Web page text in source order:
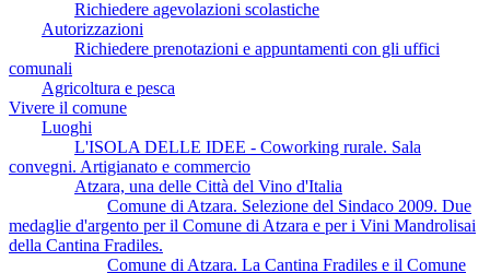
Richiedere agevolazioni scolastiche
Autorizzazioni
Richiedere prenotazioni e appuntamenti con gli uffici
comunali
Agricoltura e pesca
Vivere il comune
Luoghi
L'ISOLA DELLE IDEE - Coworking rurale. Sala
convegni. Artigianato e commercio
Atzara, una delle Città del Vino d'Italia
Comune di Atzara. Selezione del Sindaco 2009. Due
medaglie d'argento per il Comune di Atzara e per i Vini Mandrolisai
della Cantina Fradiles.
Comune di Atzara. La Cantina Fradiles e il Comune